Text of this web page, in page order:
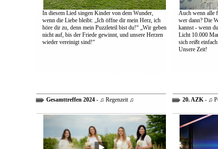
In diesem Lied singen Kinder von dem Wunder,
wenn die Liebe bleibt: „Ich öffne dir mein Herz, ich
höre dir zu, denn mein Puzzleteil bist du!“ „Wir geben
nicht auf, bis der Friede gewinnt, und unsere Herzen
wieder vereinigt sind!“
Auch wenn alle
wer dann? Die
kannst - wenn
Licht 10.000
sich reißt
Unsere Zeit!
Gesamttreffen 2024- ♫ Regenzeit ♫ 20. AZK- ♫